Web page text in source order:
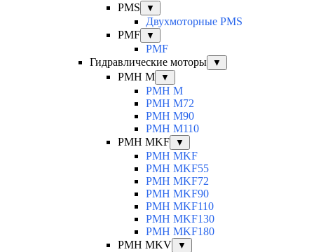
PMS
▼
Двухмоторные PMS
PMF
▼
PMF
Гидравлические моторы
▼
PMH M ▼
PMH M
PMH M72
PMH M90
PMH M110
PMH MKF
▼
PMH MKF
PMH MKF55
PMH MKF72
PMH MKF90
PMH MKF110
PMH MKF130
PMH MKF180
PMH MKV
▼